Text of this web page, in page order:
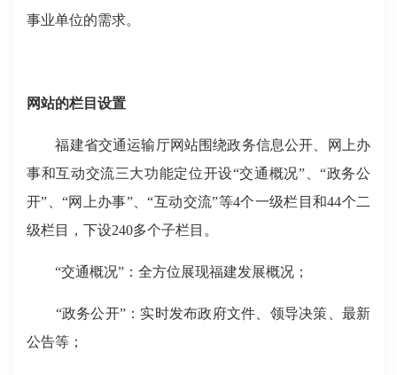
事业单位的需求。
网站的栏目设置
福建省交通运输厅网站围绕政务信息公开、网上办
事和互动交流三大功能定位开设“交通概况”、“政务公
开”、“网上办事”、“互动交流”等4个一级栏目和44个二
级栏目，下设240多个子栏目。
“交通概况”：全方位展现福建发展概况；
“政务公开”：实时发布政府文件、领导决策、最新
公告等；